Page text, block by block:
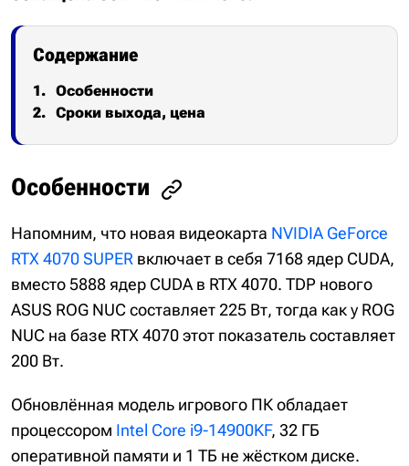
Содержание
Особенности
Сроки выхода, цена
Особенности
Напомним, что новая видеокарта NVIDIA GeForce
RTX 4070 SUPER включает в себя 7168 ядер CUDA,
вместо 5888 ядер CUDA в RTX 4070. TDP нового
ASUS ROG NUC составляет 225 Вт, тогда как у ROG
NUC на базе RTX 4070 этот показатель составляет
200 Вт.
Обновлённая модель игрового ПК обладает
процессором Intel Core i9-14900KF, 32 ГБ
оперативной памяти и 1 ТБ не жёстком диске.